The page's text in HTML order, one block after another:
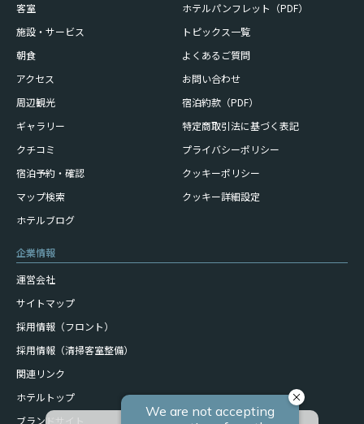
客室
施設・サービス
朝食
アクセス
周辺観光
ギャラリー
クチコミ
宿泊予約・確認
マップ検索
ホテルブログ
ホテルパンフレット（PDF）
トピックス一覧
よくあるご質問
お問い合わせ
宿泊約款（PDF）
特定商取引法に基づく表記
プライバシーポリシー
クッキーポリシー
クッキー詳細設定
企業情報
運営会社
サイトマップ
採用情報（フロント）
採用情報（清掃客室整備）
関連リンク
ホテルトップ
ブランドサイト